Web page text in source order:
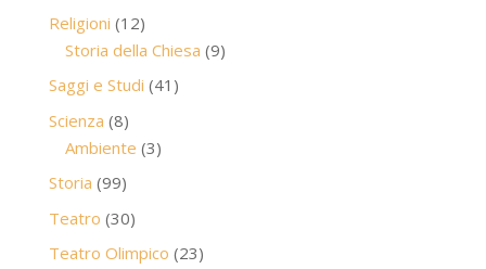
Religioni 1212
prodotti
Storia della Chiesa 99
Saggi e Studi 41 41
Scienza 88
prodotti
Ambiente 33
Storia 9999
prodotti
Teatro 3030
prodotti
Teatro Olimpico 2323